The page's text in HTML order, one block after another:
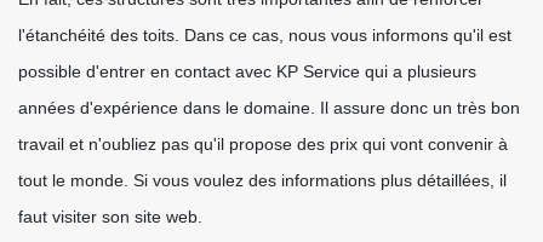
l'étanchéité des toits. Dans ce cas, nous vous informons qu'il est
possible d'entrer en contact avec KP Service qui a plusieurs
années d'expérience dans le domaine. Il assure donc un très bon
travail et n'oubliez pas qu'il propose des prix qui vont convenir à
tout le monde. Si vous voulez des informations plus détaillées, il
faut visiter son site web.